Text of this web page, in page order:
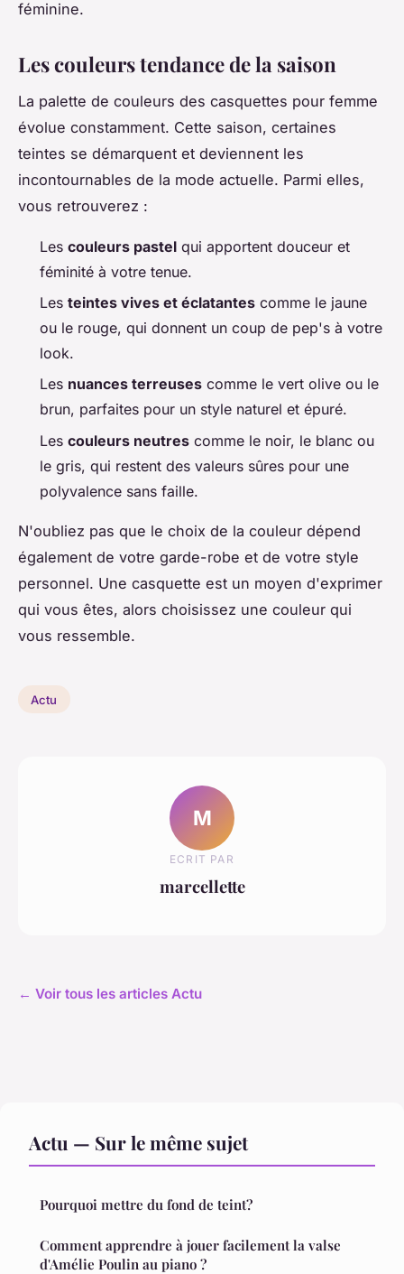
féminine.
Les couleurs tendance de la saison
La palette de couleurs des casquettes pour femme
évolue constamment. Cette saison, certaines
teintes se démarquent et deviennent les
incontournables de la mode actuelle. Parmi elles,
vous retrouverez :
Les couleurs pastel qui apportent douceur et
féminité à votre tenue.
Les teintes vives et éclatantes comme le jaune
ou le rouge, qui donnent un coup de pep's à votre
look.
Les nuances terreuses comme le vert olive ou le
brun, parfaites pour un style naturel et épuré.
Les couleurs neutres comme le noir, le blanc ou
le gris, qui restent des valeurs sûres pour une
polyvalence sans faille.
N'oubliez pas que le choix de la couleur dépend
également de votre garde-robe et de votre style
personnel. Une casquette est un moyen d'exprimer
qui vous êtes, alors choisissez une couleur qui
vous ressemble.
Actu
M
ECRIT PAR
marcellette
← Voir tous les articles Actu
Actu — Sur le même sujet
Pourquoi mettre du fond de teint?
Comment apprendre à jouer facilement la valse
d'Amélie Poulin au piano ?